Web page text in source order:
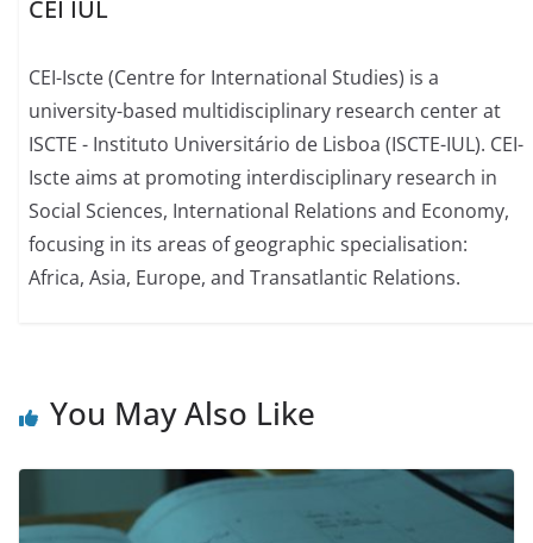
CEI IUL
CEI-Iscte (Centre for International Studies) is a
university-based multidisciplinary research center at
ISCTE - Instituto Universitário de Lisboa (ISCTE-IUL). CEI-
Iscte aims at promoting interdisciplinary research in
Social Sciences, International Relations and Economy,
focusing in its areas of geographic specialisation:
Africa, Asia, Europe, and Transatlantic Relations.
You May Also Like